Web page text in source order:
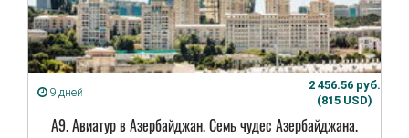
9 дней
2 456.56 руб.
(815 USD)
А9. Авиатур в Азербайджан. Семь чудес Азербайджана.